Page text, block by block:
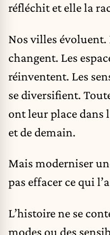
réfléchit et elle la
Nos villes évoluent.
changent. Les
réinventent. Les
se diversifient.
ont leur place dans
et de demain.
Mais moderniser
pas effacer ce qui
L’histoire ne se
modes ou des